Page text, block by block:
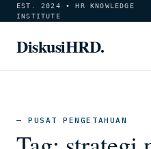
EST. 2024 • HR KNOWLEDGE
INSTITUTE
DiskusiHRD.
— PUSAT PENGETAHUAN